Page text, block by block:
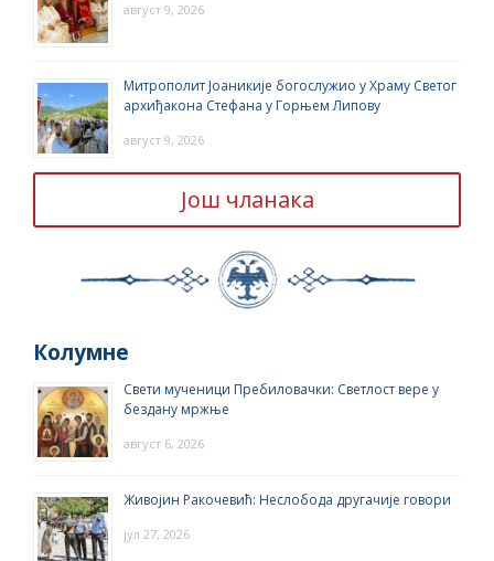
август 9, 2026
Митрополит Јоаникије богослужио у Храму Светог
архиђакона Стефана у Горњем Липову
август 9, 2026
Још чланака
Колумне
Свети мученици Пребиловачки: Светлост вере у
бездану мржње
август 6, 2026
Живојин Ракочевић: Неслобода другачије говори
јул 27, 2026